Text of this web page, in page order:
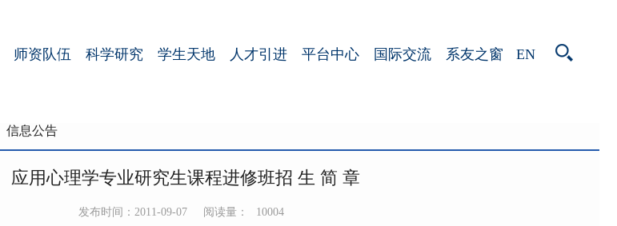
师资队伍 科学研究 学生天地 人才引进 平台中心 国际交流 系友之窗 EN
信息公告
应用心理学专业研究生课程进修班招 生 简 章
发布时间：2011-09-07 阅读量： 10004